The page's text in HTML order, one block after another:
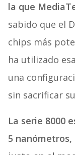
la que
sabido que el
chips más
ha utilizado
una
sin sacrificar
La serie 8000
5 nanómetros,